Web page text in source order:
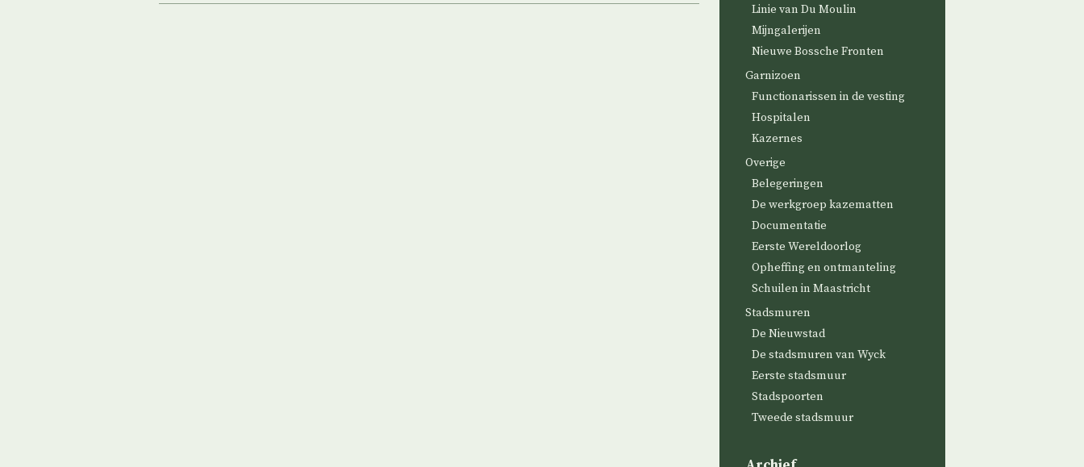
Linie van Du Moulin
Mijngalerijen
Nieuwe Bossche Fronten
Garnizoen
Functionarissen in de vesting
Hospitalen
Kazernes
Overige
Belegeringen
De werkgroep kazematten
Documentatie
Eerste Wereldoorlog
Opheffing en ontmanteling
Schuilen in Maastricht
Stadsmuren
De Nieuwstad
De stadsmuren van Wyck
Eerste stadsmuur
Stadspoorten
Tweede stadsmuur